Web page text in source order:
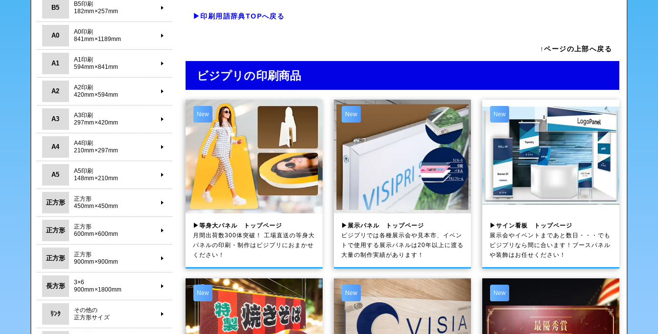
▶印刷用語辞典TOPへ戻る
↑ページの上部へ戻る
ビジプリの印刷商品
New
▶等身大パネル トップページ
月間出荷数300体突破！ 工場直送の等身大
パネルの印刷・制作は ビジプリ におまかせ
ください！
New
▶展示パネル トップページ
ビジプリでは各種展示会や見本市、イベン
トで使用する展示パネルは20年以上に渡る
大量の制作実績があります！
New
▶サイン看板 トップページ
展示会やイベントまであと数日・・・でも
ビジプリなら間に合います！ブースパネル
や装飾はお任せください！
New New New
B5
B5印刷
182mm×257mm
A0
A0印刷
841mm×1189mm
A1
A1印刷
594mm×841mm
A2
A2印刷
420mm×594mm
A3
A3印刷
297mm×420mm
A4
A4印刷
210mm×297mm
A5
A5印刷
148mm×210mm
正方形
正方形
450mm×450mm
正方形
正方形
600mm×600mm
正方形
正方形
900mm×900mm
長方形
3×6
900mm×1800mm
ﾘﾝｸ
その他の
正方形サイズ